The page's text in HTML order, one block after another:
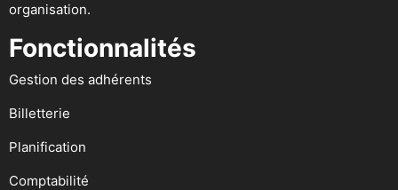
organisation.
Fonctionnalités
Gestion des adhérents
Billetterie
Planification
Comptabilité